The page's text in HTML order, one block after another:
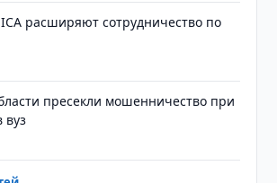
расширяют сотрудничество по
пресекли мошенничество при
вуз